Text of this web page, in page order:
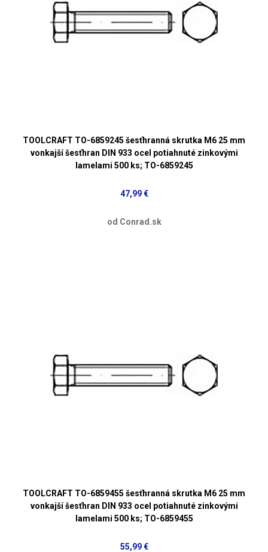
TOOLCRAFT TO-6859245 šesťhranná skrutka M6 25 mm
vonkajší šesťhran DIN 933 ocel potiahnuté zinkovými
lamelami 500 ks; TO-6859245
47,99 €
od Conrad.sk
TOOLCRAFT TO-6859455 šesťhranná skrutka M6 25 mm
vonkajší šesťhran DIN 933 ocel potiahnuté zinkovými
lamelami 500 ks; TO-6859455
55,99 €